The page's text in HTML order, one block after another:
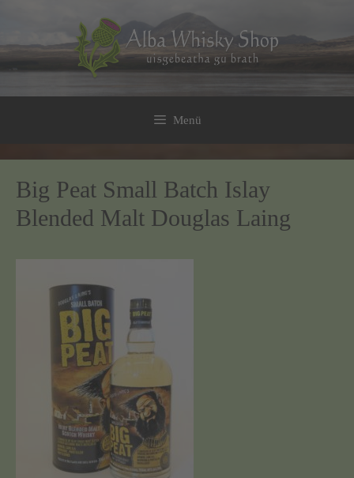
springen
Menü
Big Peat Small Batch Islay
Blended Malt Douglas Laing